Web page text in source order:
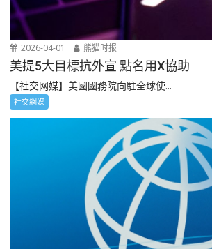
2026-04-01 熊猫时报
美提5大目標抗外宣 點名用X協助
【社交网媒】美國國務院向駐全球使...
社交網媒